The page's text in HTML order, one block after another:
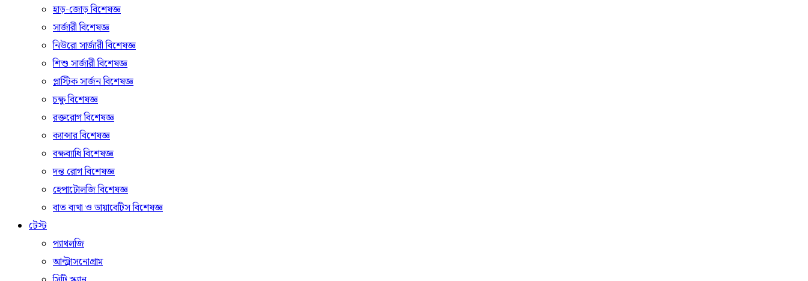
হাড়-জোড় বিশেষজ্ঞ
সার্জারী বিশেষজ্ঞ
নিউরো সার্জারী বিশেষজ্ঞ
শিশু সার্জারী বিশেষজ্ঞ
প্লাস্টিক সার্জন বিশেষজ্ঞ
চক্ষু বিশেষজ্ঞ
রক্তরোগ বিশেষজ্ঞ
ক্যান্সার বিশেষজ্ঞ
বক্ষব্যাধি বিশেষজ্ঞ
দন্ত রোগ বিশেষজ্ঞ
হেপাটোলজি বিশেষজ্ঞ
বাত ব্যথা ও ডায়াবেটিস বিশেষজ্ঞ
টেস্ট
প্যাথলজি
আল্ট্রাসনোগ্রাম